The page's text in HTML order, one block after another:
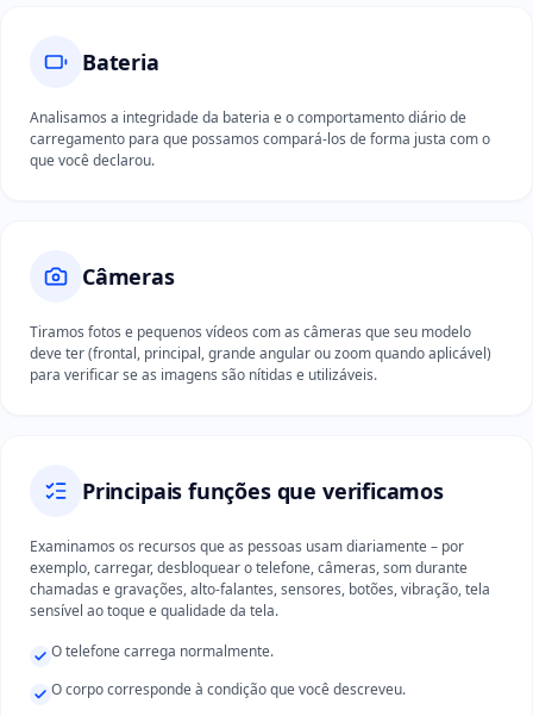
Bateria
Analisamos a integridade da bateria e o comportamento diário de
carregamento para que possamos compará-los de forma justa com o
que você declarou.
Câmeras
Tiramos fotos e pequenos vídeos com as câmeras que seu modelo
deve ter (frontal, principal, grande angular ou zoom quando aplicável)
para verificar se as imagens são nítidas e utilizáveis.
Principais funções que verificamos
Examinamos os recursos que as pessoas usam diariamente – por
exemplo, carregar, desbloquear o telefone, câmeras, som durante
chamadas e gravações, alto-falantes, sensores, botões, vibração, tela
sensível ao toque e qualidade da tela.
O telefone carrega normalmente.
O corpo corresponde à condição que você descreveu.